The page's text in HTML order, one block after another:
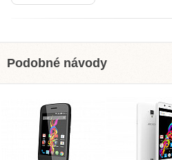
Podobné návody